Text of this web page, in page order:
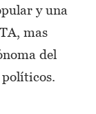
y una
mas
del